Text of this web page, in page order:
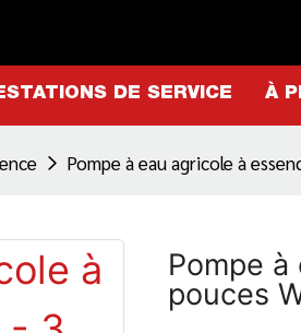
DE SERVICE À
Pompe à eau agricole à
Pompe
pouces